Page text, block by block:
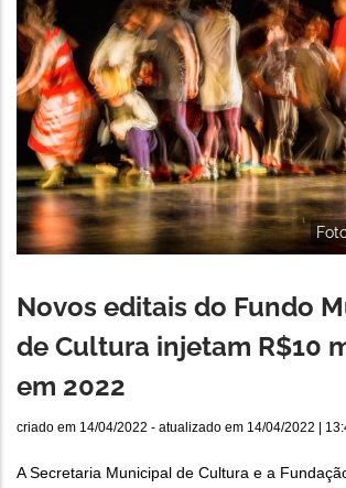
Novos editais do Fundo
de Cultura injetam R$10
em 2022
criado em 14/04/2022 - atualizado em 14/04/2022 |
A Secretaria Municipal de Cultura e a